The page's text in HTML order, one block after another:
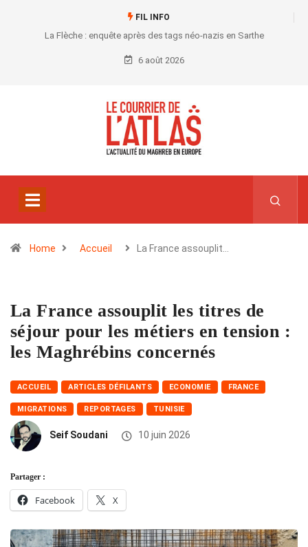
FIL INFO
La Flèche : enquête après des tags néo-nazis en Sarthe
6 août 2026
Home Accueil La France assouplit…
La France assouplit les titres de
séjour pour les métiers en tension :
les Maghrébins concernés
ACCUEIL ARTICLES DÉFILANTS ECONOMIE FRANCE
MIGRATIONS REPORTAGES TUNISIE
Seif Soudani 10 juin 2026
Partager :
Facebook X